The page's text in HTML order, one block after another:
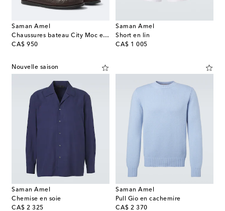
Saman Amel
Chaussures bateau City Moc en cuir
CA$ 950
original price
Saman Amel
Short en lin
CA$ 1 005
original price
Nouvelle saison
Saman Amel
Chemise en soie
CA$ 2 325
original price
Saman Amel
Pull Gio en cachemire
CA$ 2 370
original price